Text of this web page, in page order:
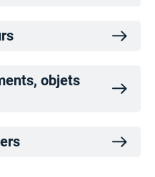
objets